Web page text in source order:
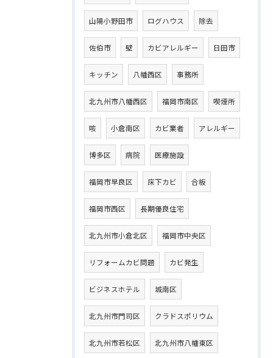
山陽小野田市 ログハウス 除去
佐伯市 壁 カビアレルギー 日田市
キッチン 八幡西区 事務所
北九州市八幡西区 福岡市南区 喫煙所
咳 小倉南区 カビ業者 アレルギー
博多区 病院 医療施設
福岡市早良区 床下カビ 合板
福岡市西区 長期優良住宅
北九州市小倉北区 福岡市中央区
リフォームカビ問題 カビ発生
ビジネスホテル 城南区
北九州市門司区 クラドスポリウム
北九州市若松区 北九州市八幡東区